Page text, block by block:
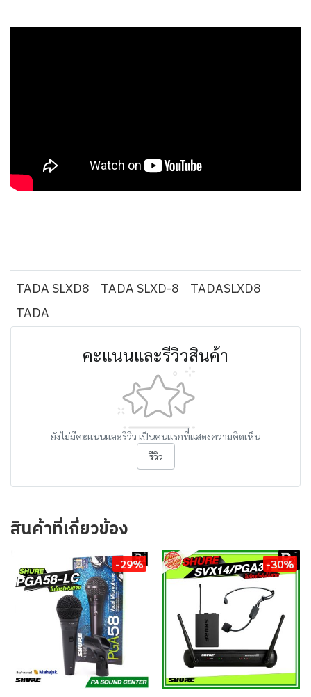
TADA SLXD8 TADA SLXD-8 TADASLXD8
TADA
คะแนนและรีวิวสินค้า
ยังไม่มีคะแนนและรีวิว เป็นคนแรกที่แสดงความคิดเห็น
รีวิว
สินค้าที่เกี่ยวข้อง
-29% -30%